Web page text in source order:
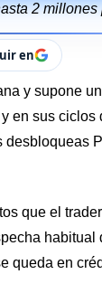
2 millones
en
y supone
en sus
que el
habitual
queda en